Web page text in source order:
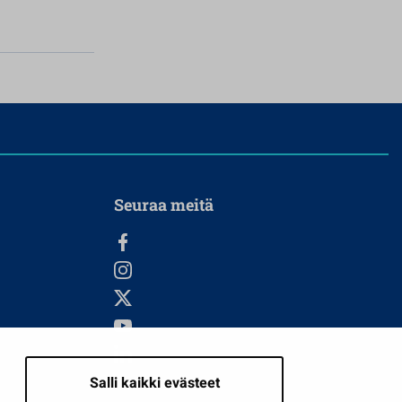
Salli kaikki evästeet
Seuraa meitä